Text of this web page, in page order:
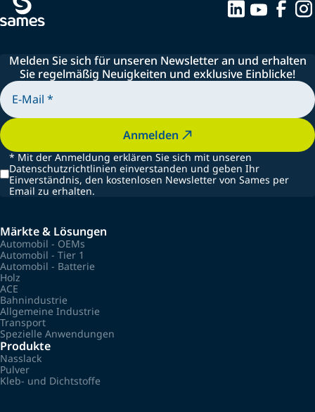
Melden Sie sich für unseren Newsletter an und erhalten
Sie regelmäßig Neuigkeiten und exklusive Einblicke!
Anmelden
* Mit der Anmeldung erklären Sie sich mit unseren
Datenschutzrichtlinien einverstanden und geben Ihr
Einverständnis, den kostenlosen Newsletter von Sames per
Email zu erhalten.
Märkte & Lösungen
Automobil - OEMs
Automobil - Tier 1
Automobil - Batterie
Holz
ACE
Bahnindustrie
Allgemeine Industrie
Transport
Spezielle Anwendungen
Produkte
Nasslack
Pulver
Kleb- und Dichtstoffe